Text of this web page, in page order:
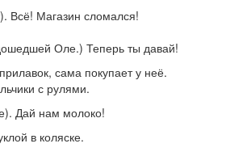
Всё! Магазин сломался!
Оле.) Теперь ты давай!
сама покупает у неё.
с рулями.
Дай нам молоко!
в коляске.